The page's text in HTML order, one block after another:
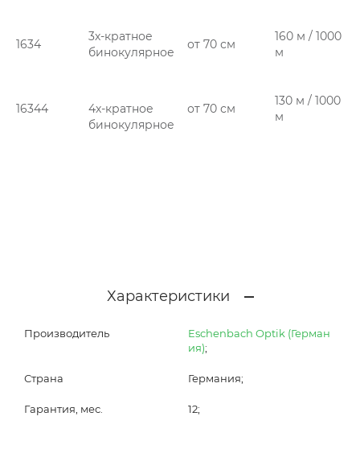
1634
3х-кратное
бинокулярное
от 70 см
160 м / 1000
м
16344
4х-кратное
бинокулярное
от 70 см
130 м / 1000
м
Характеристики
Производитель
Eschenbach Optik (Герман
ия);
Страна Германия;
Гарантия, мес. 12;